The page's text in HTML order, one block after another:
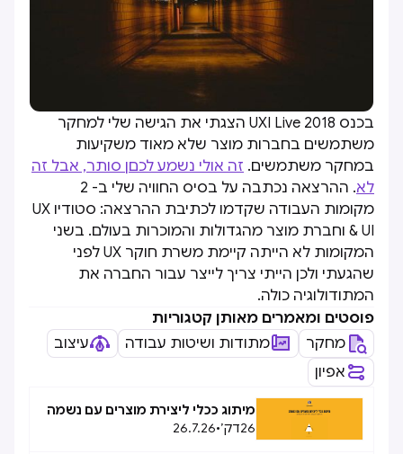
בכנס UXI Live 2018 הצגתי את הגישה שלי למחקר
משתמשים בחברות מוצר שלא מאוד משקיעות
במחקר משתמשים. זה אולי נשמע לכםן סותר, אבל זה
לא
. ההרצאה נכתבה על בסיס החוויה שלי ב- 2
מקומות העבודה שקדמו לכתיבת ההרצאה: סטודיו UX
& UI וחברת מוצר מהגדולות והמוכרות בעולם. בשני
המקומות לא הייתה קיימת משרת חוקר UX לפני
שהגעתי ולכן הייתי צריך לייצר עבור החברה את
המתודולוגיה כולה.
פוסטים ומאמרים מאותן קטגוריות
מחקר
מתודות ושיטות עבודה
עיצוב
אפיון
מיתוג ככלי ליצירת מוצרים עם נשמה
26דק׳•
26.7.26